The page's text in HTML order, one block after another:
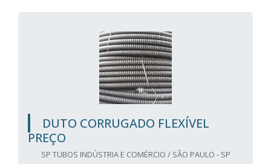
DUTO CORRUGADO FLEXÍVEL
PREÇO
SP TUBOS INDÚSTRIA E COMÉRCIO / SÃO PAULO - SP